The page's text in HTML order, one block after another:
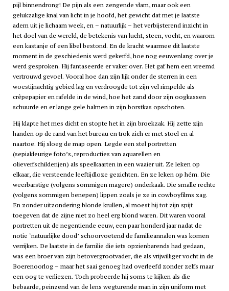
pijl binnendrong! De pijn als een zengende vlam, maar ook een
gelukzalige knal van licht in je hoofd, het gewicht dat met je laatste
adem uit je lichaam week, en – natuurlijk – het verbijsterend inzicht in
het doel van de wereld, de betekenis van lucht, steen, vocht, en waarom
een kastanje of een libel bestond. En de kracht waarmee dit laatste
moment in de geschiedenis werd gekerfd, hoe nog eeuwenlang over je
werd gesproken. Hij fantaseerde er vaker over. Het gaf hem een vreemd
vertrouwd gevoel. Vooral hoe dan zijn lijk onder de sterren in een
woestijnachtig gebied lag en verdroogde tot zijn vel rimpelde als
crêpepapier en rafelde in de wind, hoe het zand door zijn oogkassen
schuurde en er lange gele halmen in zijn borstkas opschoten.
Hij klapte het mes dicht en stopte het in zijn broekzak. Hij zette zijn
handen op de rand van het bureau en trok zich er met stoel en al
naartoe. Hij sloeg de map open. Legde een stel portretten
(sepiakleurige foto’s, reproducties van aquarellen en
olieverfschilderijen) als speelkaarten in een waaier uit. Ze leken op
elkaar, die versteende leeftijdloze gezichten. En ze leken op hém. Die
weerbarstige (volgens sommigen magere) onderkaak. Die smalle rechte
(volgens sommigen benepen) lippen zoals je ze in cowboyfilms zag.
En zonder uitzondering blonde krullen, al moest hij tot zijn spijt
toegeven dat de zijne niet zo heel erg blond waren. Dit waren vooral
portretten uit de negentiende eeuw, een paar honderd jaar nadat de
notie ‘natuurlijke dood’ schoorvoetend de familieannalen was komen
verrijken. De laatste in de familie die iets opzienbarends had gedaan,
was een broer van zijn betovergrootvader, die als vrijwilliger vocht in de
Boerenoorlog – maar het saai genoeg had overleefd zonder zelfs maar
een oog te verliezen. Toch probeerde hij soms te kijken als die
bebaarde, peinzend van de lens wegturende man in zijn uniform met